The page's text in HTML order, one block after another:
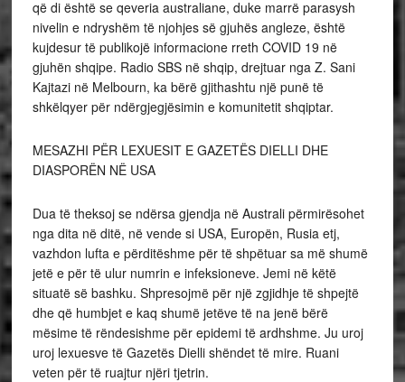
që di është se qeveria australiane, duke marrë parasysh
nivelin e ndryshëm të njohjes së gjuhës angleze, është
kujdesur të publikojë informacione rreth COVID 19 në
gjuhën shqipe. Radio SBS në shqip, drejtuar nga Z. Sani
Kajtazi në Melbourn, ka bërë gjithashtu një punë të
shkëlqyer për ndërgjegjësimin e komunitetit shqiptar.
MESAZHI PËR LEXUESIT E GAZETËS DIELLI DHE
DIASPORËN NË USA
Dua të theksoj se ndërsa gjendja në Australi përmirësohet
nga dita në ditë, në vende si USA, Europën, Rusia etj,
vazhdon lufta e përditëshme për të shpëtuar sa më shumë
jetë e për të ulur numrin e infeksioneve. Jemi në këtë
situatë së bashku. Shpresojmë për një zgjidhje të shpejtë
dhe që humbjet e kaq shumë jetëve të na jenë bërë
mësime të rëndesishme për epidemi të ardhshme. Ju uroj
uroj lexuesve të Gazetës Dielli shëndet të mire. Ruani
veten për të ruajtur njëri tjetrin.